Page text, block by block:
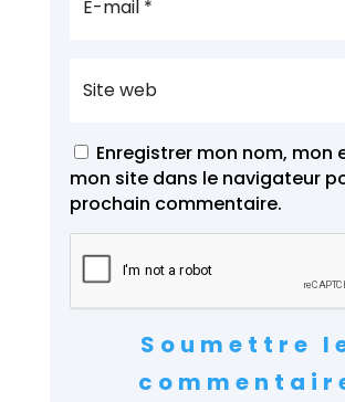
Enregistrer mon nom, mon
mon site dans le navigateur
prochain commentaire.
Soumettre